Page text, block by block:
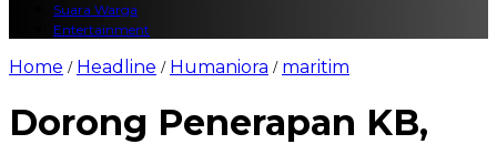
Suara Warga
Entertainment
Home / Headline / Humaniora / maritim
Dorong Penerapan KB,